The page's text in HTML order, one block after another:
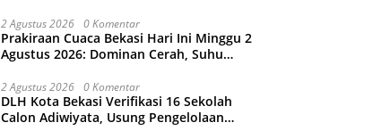
2 Agustus 2026 0 Komentar
Prakiraan Cuaca Bekasi Hari Ini Minggu 2
Agustus 2026: Dominan Cerah, Suhu
2 Agustus 2026 0 Komentar
DLH Kota Bekasi Verifikasi 16 Sekolah
Calon Adiwiyata, Usung Pengelolaan